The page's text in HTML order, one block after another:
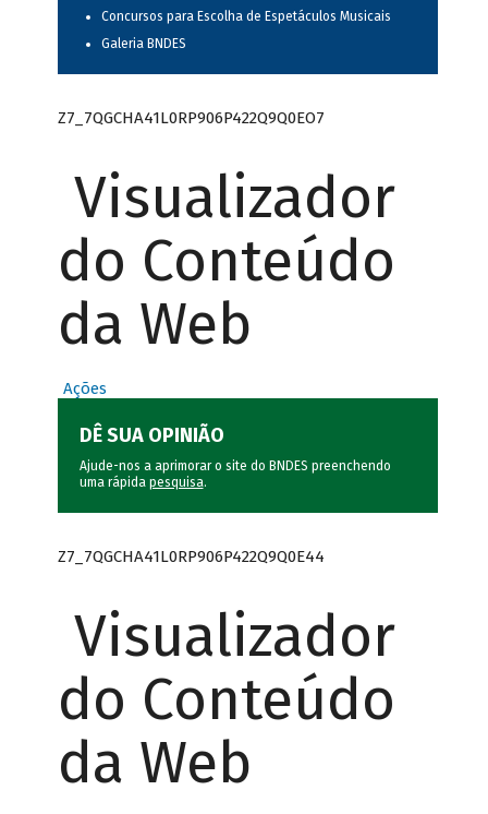
Concursos para Escolha de Espetáculos Musicais
Galeria BNDES
Z7_7QGCHA41L0RP906P422Q9Q0EO7
Visualizador
do Conteúdo
da Web
Ações
DÊ SUA OPINIÃO
Ajude-nos a aprimorar o site do BNDES preenchendo
uma rápida pesquisa.
Z7_7QGCHA41L0RP906P422Q9Q0E44
Visualizador
do Conteúdo
da Web